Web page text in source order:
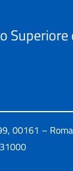
Superiore
00161 –